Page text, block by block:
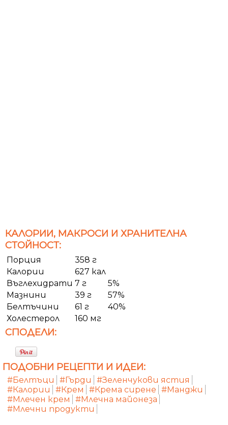
КАЛОРИИ, МАКРОСИ И ХРАНИТЕЛНА
СТОЙНОСТ:
Порция
358 г
Калории
627 кал
Въглехидрати 7 г
5%
Мазнини
39 г
57%
Белтъчини
61 г
40%
Холестерол
160 мг
СПОДЕЛИ:
ПОДОБНИ РЕЦЕПТИ И ИДЕИ:
#Белтъци #Гърди
#Зеленчукови ястия
#Калории
#Крем #Крема сирене #Манджи
#Млечен крем
#Млечна майонеза
#Млечни продукти